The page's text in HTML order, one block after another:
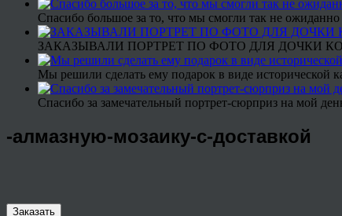
Спасибо большое за то, что мы смогли так не
ЗАКАЗЫВАЛИ ПОРТРЕТ ПО ФОТО ДЛЯ ДОЧКИ
Мы решили сделать ему подарок в виде
Спасибо за замечательный портрет-сюрприз на мой
-алмазную-мозаику-с-доставкой
Заказать